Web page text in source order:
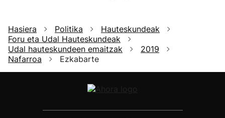
Hasiera Politika
Hauteskundeak
Foru eta Udal Hauteskundeak
Udal hauteskundeen emaitzak
2019
Nafarroa
Ezkabarte